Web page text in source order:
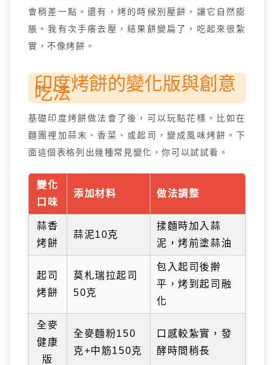
會稍差一點。還有，烤的時候別壓餅，讓它自然膨
脹。我有次手癢去壓，結果餅變扁了，吃起來很紮
實，不像烤餅。
印度烤餅的變化版與創意
吃法
基礎印度烤餅做法會了後，可以玩點花樣。比如在
麵團裡加蒜末、香菜、或起司，變成風味烤餅。下
面這個表格列出幾種常見變化，你可以試試看。
變化
口味
添加材料 做法調整
蒜香
烤餅
蒜泥10克
揉麵時加入蒜
泥，烤前塗蒜油
起司
烤餅
莫札瑞拉起司
50克
包入起司後擀
平，烤到起司融
化
全麥
健康
版
全麥麵粉150
克+中筋150克
口感較紮實，發
酵時間稍長